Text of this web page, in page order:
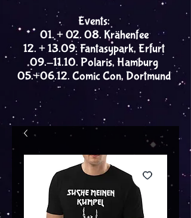
Events:
01. + 02. 08. Krähenfee
12. + 13.09. Fantasypark, Erfurt
09.-11.10. Polaris, Hamburg
05.+06.12. Comic Con, Dortmund